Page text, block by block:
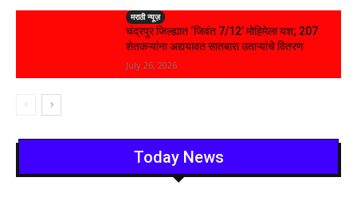
मराठी न्यूज़
चंद्रपुर जिल्ह्यात ‘जिवंत 7/12’ मोहिमेला यश; 207
शेतकऱ्यांना अद्ययावत सातबारा उताऱ्यांचे वितरण
July 26, 2026
Today News